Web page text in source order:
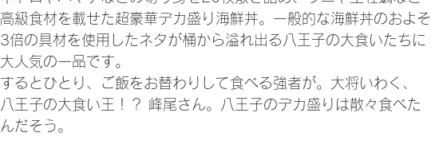
高級食材を載せた超豪華デカ盛り海鮮丼。一般的な海鮮丼のおよそ
3倍の具材を使用したネタが桶から溢れ出る八王子の大食いたちに
大人気の一品です。
するとひとり、ご飯をお替わりして食べる強者が。大将いわく、
八王子の大食い王！？ 峰尾さん。八王子のデカ盛りは散々食べた
んだそう。